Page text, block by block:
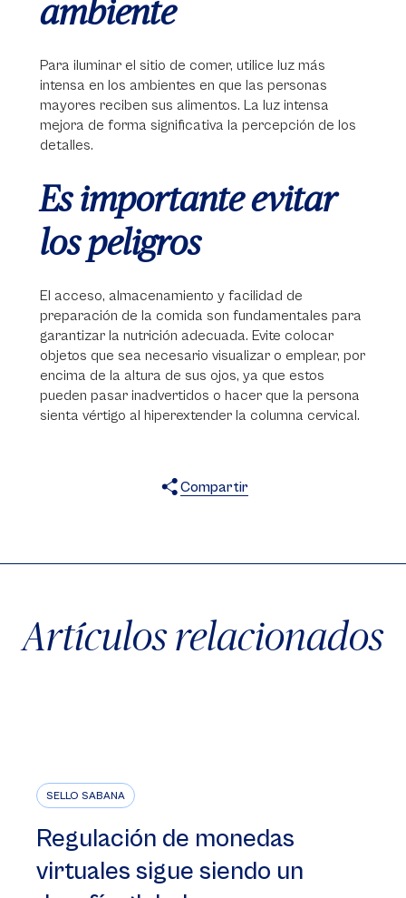
ambiente
Para iluminar el sitio de comer, utilice luz más
intensa en los ambientes en que las personas
mayores reciben sus alimentos. La luz intensa
mejora de forma significativa la percepción de los
detalles.
Es importante evitar
los peligros
El acceso, almacenamiento y facilidad de
preparación de la comida son fundamentales para
garantizar la nutrición adecuada. Evite colocar
objetos que sea necesario visualizar o emplear, por
encima de la altura de sus ojos, ya que estos
pueden pasar inadvertidos o hacer que la persona
sienta vértigo al hiperextender la columna cervical.
Compartir
Artículos relacionados
SELLO SABANA
Regulación de monedas
virtuales sigue siendo un